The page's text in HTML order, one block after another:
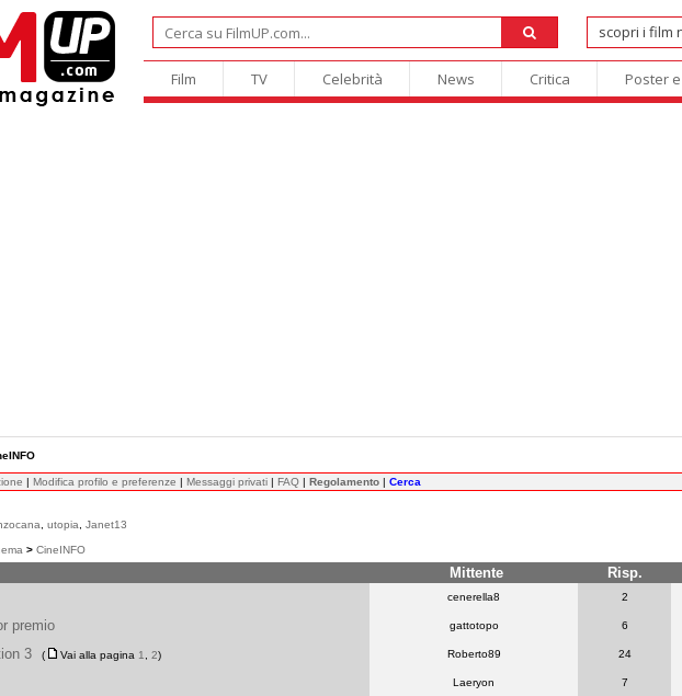
Film TV Celebrità News Critica Poster
| Modifica profilo e preferenze | Messaggi privati | FAQ | Regolamento | Cerca
utopia Janet13
> CineINFO
Mittente Risp.
cenerella8 2
premio gattotopo 6
3 ( Vai alla pagina 1 2) Roberto89 24
Laeryon 7